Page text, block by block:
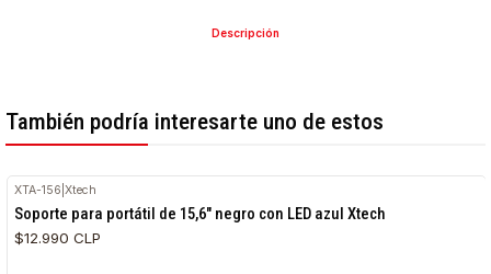
Descripción
También podría interesarte uno de estos
XTA-156 |Xtech
Soporte para portátil de 15,6" negro con LED azul Xtech
$12.990 CLP